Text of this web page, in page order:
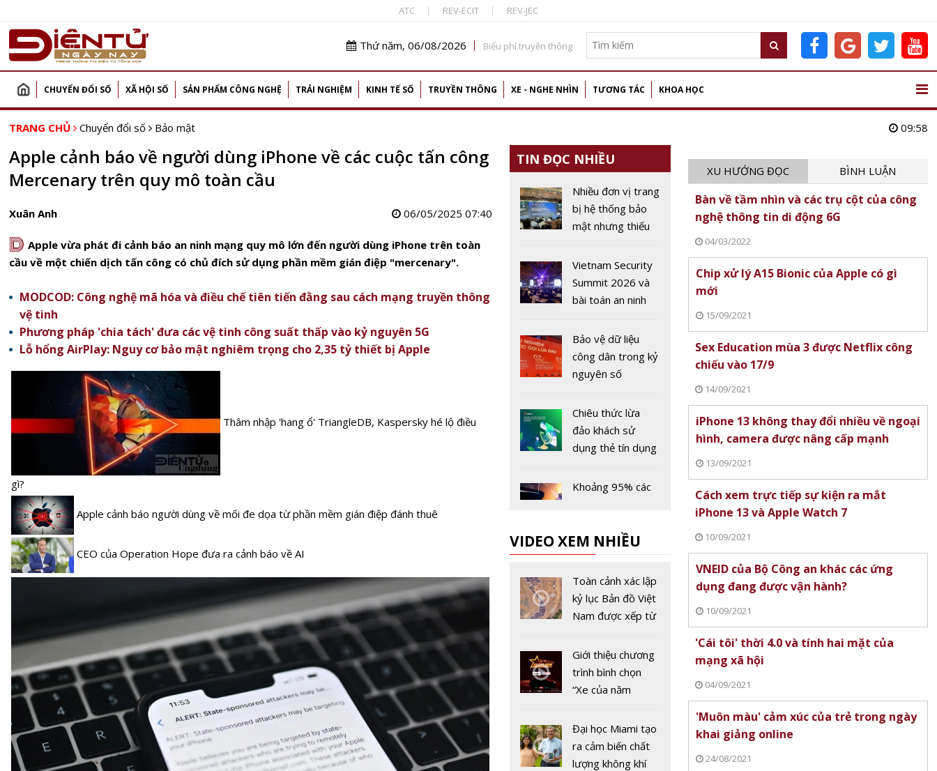
ATC REV-ECIT REV-JEC
Thứ năm, 06/08/2026 Biểu phí truyền thông
CHUYỂN ĐỔI SỐ XÃ HỘI SỐ SẢN PHẨM CÔNG NGHỆ TRẢI NGHIỆM KINH TẾ SỐ TRUYỀN THÔNG XE - NGHE NHÌN TƯƠNG TÁC KHOA HỌC
TRANG CHỦ Chuyển đổi số Bảo mật 09:58
Apple cảnh báo về người dùng iPhone về các cuộc tấn công
Mercenary trên quy mô toàn cầu
Xuân Anh 06/05/2025 07:40
D Apple vừa phát đi cảnh báo an ninh mạng quy mô lớn đến người dùng iPhone trên toàn
cầu về một chiến dịch tấn công có chủ đích sử dụng phần mềm gián điệp "mercenary".
MODCOD: Công nghệ mã hóa và điều chế tiên tiến đằng sau cách mạng truyền thông
vệ tinh
Phương pháp 'chia tách' đưa các vệ tinh công suất thấp vào kỷ nguyên 5G
Lỗ hổng AirPlay: Nguy cơ bảo mật nghiêm trọng cho 2,35 tỷ thiết bị Apple
Thâm nhập 'hang ổ' TriangleDB, Kaspersky hé lộ điều
gì?
Apple cảnh báo người dùng về mối đe dọa từ phần mềm gián điệp đánh thuê
CEO của Operation Hope đưa ra cảnh báo về AI
TIN ĐỌC NHIỀU
Nhiều đơn vị trang
bị hệ thống bảo
mật nhưng thiếu
toàn thông tin để
vận hành
Vietnam Security
Summit 2026 và
bài toán an ninh
thời hậu lượng tử
Bảo vệ dữ liệu
công dân trong kỷ
nguyên số
Chiêu thức lừa
đảo khách sử
dụng thẻ tín dụng
Khoảng 95% các
đến người dùng
thẻ trực tuyến
mạnh tầm quan
trọng của an ninh
mạng trong nền
VIDEO XEM NHIỀU
Toàn cảnh xác lập
kỷ lục Bản đồ Việt
Nam được xếp từ
năm 2022
Giới thiệu chương
trình bình chọn
“Xe của năm
Đại học Miami tạo
ra cảm biến chất
lượng không khí
XU HƯỚNG ĐỌC BÌNH LUẬN
Bàn về tầm nhìn và các trụ cột của công
nghệ thông tin di động 6G
04/03/2022
Chip xử lý A15 Bionic của Apple có gì
mới
15/09/2021
Sex Education mùa 3 được Netflix công
chiếu vào 17/9
14/09/2021
iPhone 13 không thay đổi nhiều về ngoại
hình, camera được nâng cấp mạnh
13/09/2021
Cách xem trực tiếp sự kiện ra mắt
iPhone 13 và Apple Watch 7
10/09/2021
VNEID của Bộ Công an khác các ứng
dụng đang được vận hành?
10/09/2021
'Cái tôi' thời 4.0 và tính hai mặt của
mạng xã hội
04/09/2021
'Muôn màu' cảm xúc của trẻ trong ngày
khai giảng online
24/08/2021